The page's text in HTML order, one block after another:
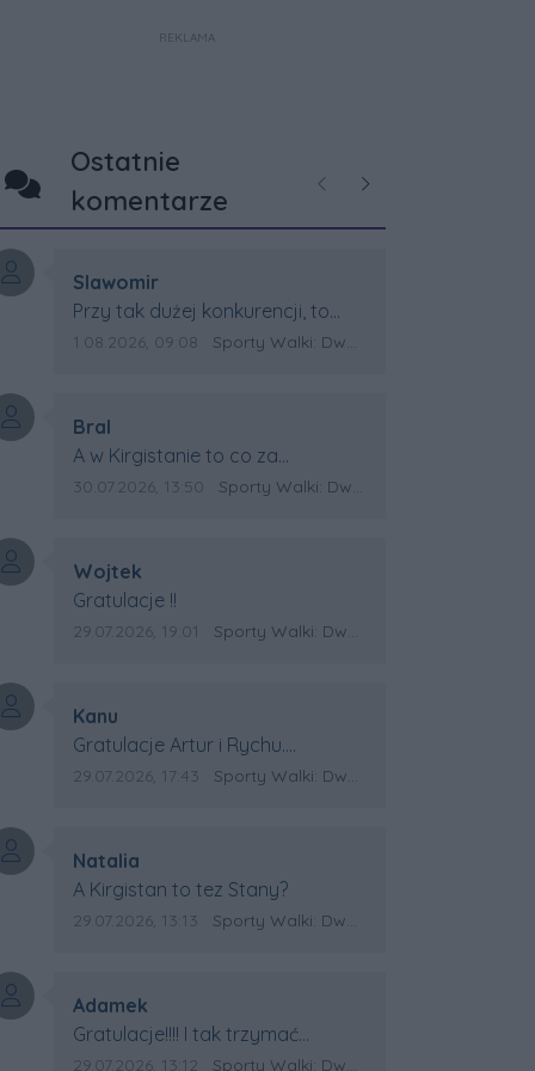
REKLAMA
Ostatnie
komentarze
PoprzednieNastępne
Autor komentarza:
Slawomir
Treść komentarza:
Przy tak dużej konkurencji, to
wielki sukces Artura. Gratulacje !
Data dodania komentarza:
1.08.2026, 09:08 Źródło komentarza:
Sporty Walki: Dwa medale za oceanem
Autor komentarza:
Bral
Treść komentarza:
A w Kirgistanie to co za
Mistrzostwa Swiata?
Data dodania komentarza:
30.07.2026, 13:50 Źródło komentarza:
Sporty Walki: Dwa medale za oceanem
Autor komentarza:
Wojtek
Treść komentarza:
Gratulacje !!
Data dodania komentarza:
29.07.2026, 19:01 Źródło komentarza:
Sporty Walki: Dwa medale za oceanem
Autor komentarza:
Kanu
Treść komentarza:
Gratulacje Artur i Rychu.
Powodzenia dla Kirgistanu.
Data dodania komentarza:
29.07.2026, 17:43 Źródło komentarza:
Sporty Walki: Dwa medale za oceanem
Autor komentarza:
Natalia
Treść komentarza:
A Kirgistan to tez Stany?
Data dodania komentarza:
29.07.2026, 13:13 Źródło komentarza:
Sporty Walki: Dwa medale za oceanem
Autor komentarza:
Adamek
Treść komentarza:
Gratulacje!!!! I tak trzymać
Kirgistan czeka na powtórkę z
Data dodania komentarza:
29.07.2026, 13:12 Źródło komentarza:
Sporty Walki: Dwa medale za oceanem